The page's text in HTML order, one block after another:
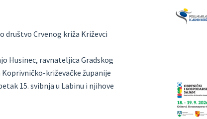
društvo Crvenog križa Križevci
Husinec, ravnateljica Gradskog
križevačke županije
15. svibnja u Labinu i njihove